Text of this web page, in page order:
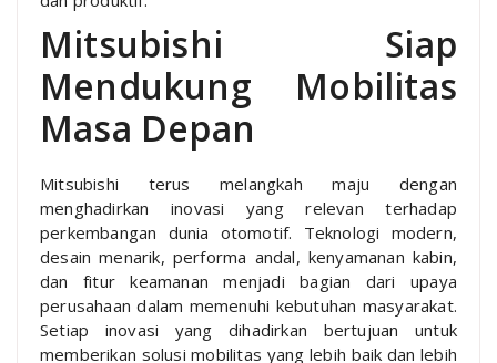
Mitsubishi Siap
Mendukung Mobilitas
Masa Depan
Mitsubishi terus melangkah maju dengan
menghadirkan inovasi yang relevan terhadap
perkembangan dunia otomotif. Teknologi modern,
desain menarik, performa andal, kenyamanan kabin,
dan fitur keamanan menjadi bagian dari upaya
perusahaan dalam memenuhi kebutuhan masyarakat.
Setiap inovasi yang dihadirkan bertujuan untuk
memberikan solusi mobilitas yang lebih baik dan lebih